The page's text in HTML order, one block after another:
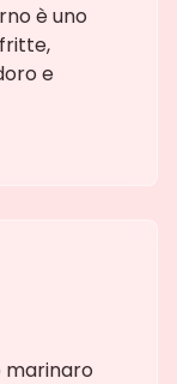
è uno
e
marinaro